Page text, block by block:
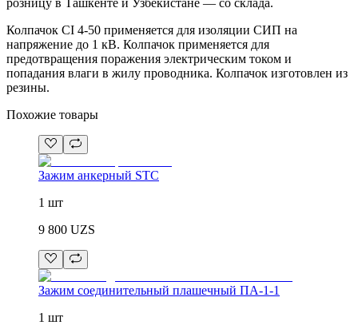
Колпачок CI 4-50 применяется для изоляции СИП на
напряжение до 1 кВ. Колпачок применяется для
предотвращения поражения электрическим током и
попадания влаги в жилу проводника. Колпачок изготовлен из
резины.
Похожие товары
Зажим анкерный STC
1 шт
9 800 UZS
Зажим соединительный плашечный ПА-1-1
1 шт